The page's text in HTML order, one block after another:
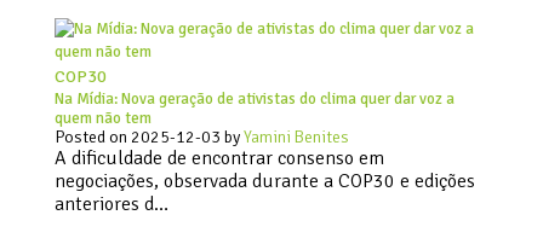
COP30
Na Mídia: Nova geração de ativistas do clima quer dar voz a
quem não tem
Posted on 2025-12-03 byYamini Benites
A dificuldade de encontrar consenso em
negociações, observada durante a COP30 e edições
anteriores d…